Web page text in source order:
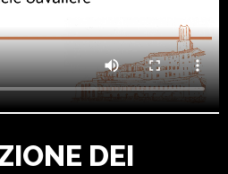
DEI